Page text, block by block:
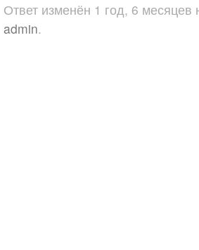
Ответ изменён 1 год, 6
admin.